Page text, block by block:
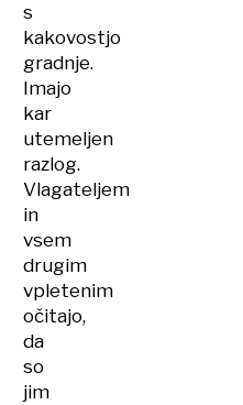
s
kakovostjo
gradnje.
Imajo
kar
utemeljen
razlog.
Vlagateljem
in
vsem
drugim
vpletenim
očitajo,
da
so
jim